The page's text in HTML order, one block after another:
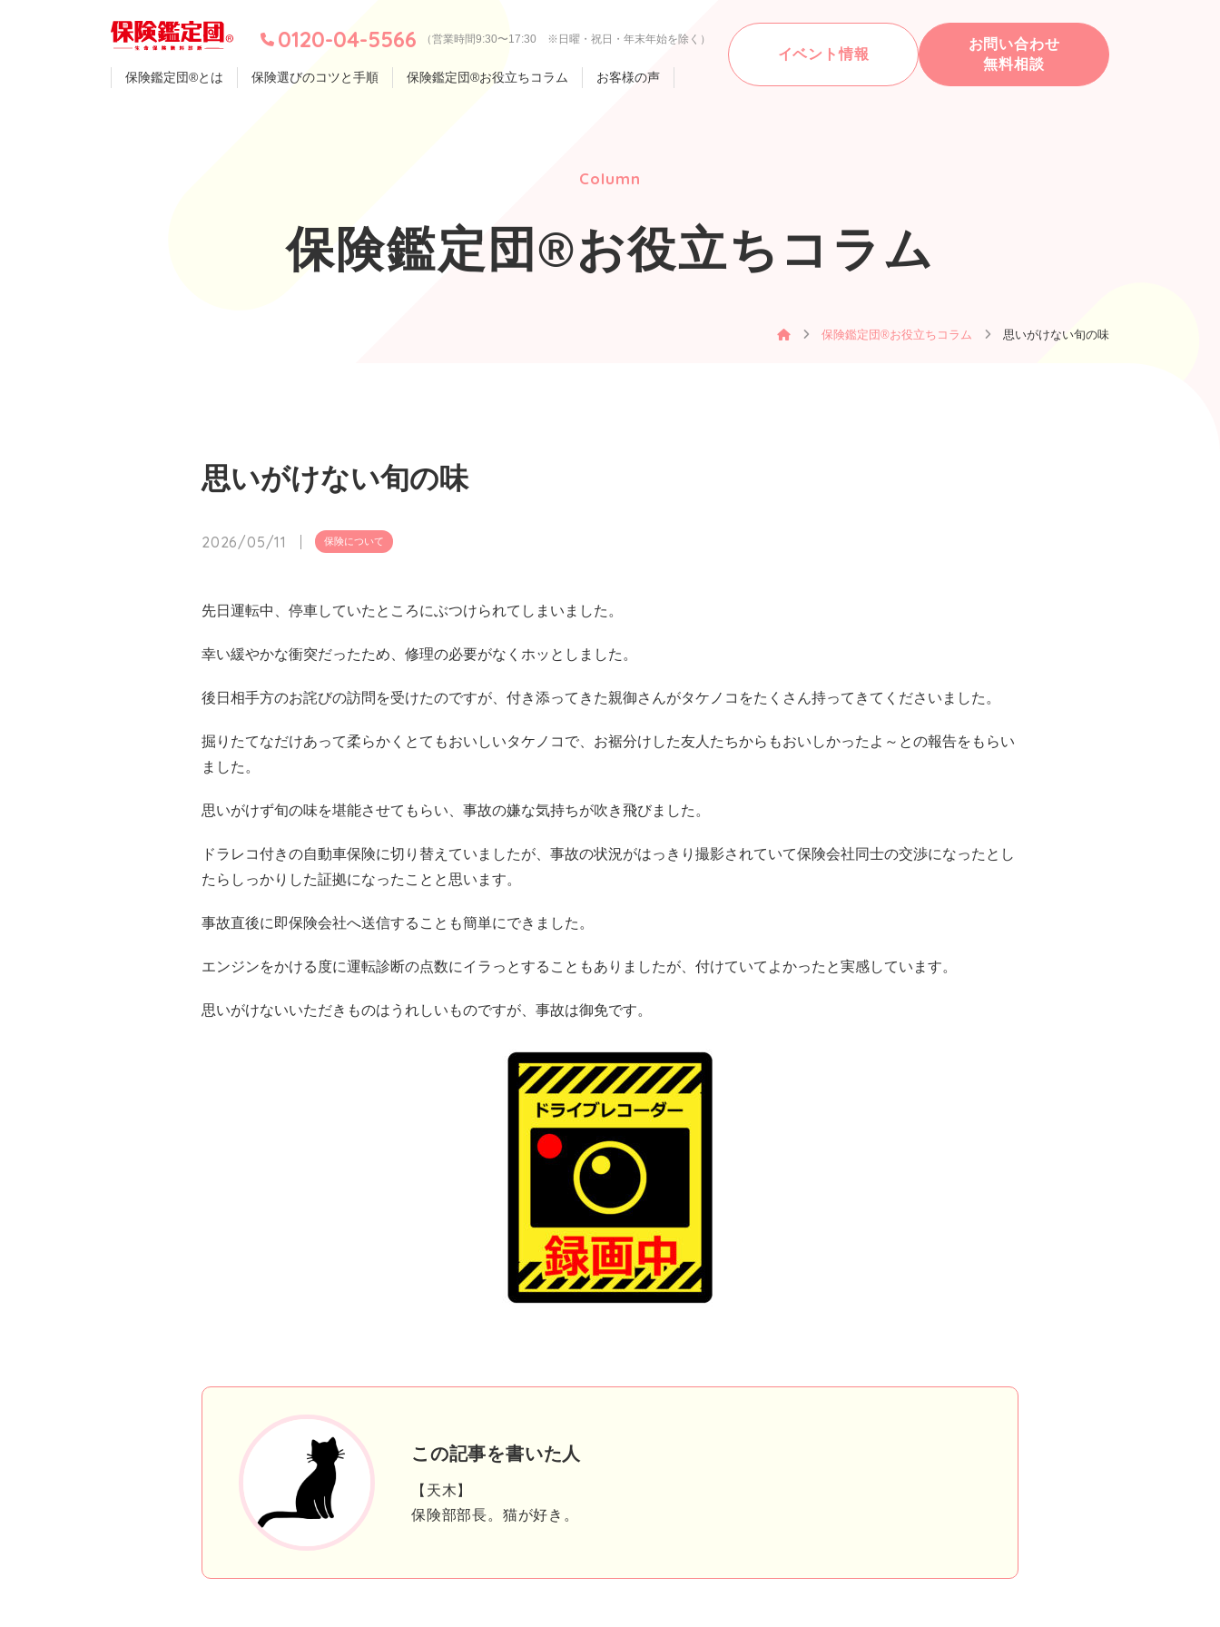
0120-04-5566 （営業時間9:30〜17:30 ※日曜・祝日・年末年始を除く）
保険鑑定団®とは 保険選びのコツと手順 保険鑑定団®お役立ちコラム お客様の声
イベント情報
お問い合わせ
無料相談
Column
保険鑑定団®お役立ちコラム
保険鑑定団®お役立ちコラム 思いがけない旬の味
思いがけない旬の味
2026/05/11 保険について
先日運転中、停車していたところにぶつけられてしまいました。
幸い緩やかな衝突だったため、修理の必要がなくホッとしました。
後日相手方のお詫びの訪問を受けたのですが、付き添ってきた親御さんがタケノコをたくさん持ってきてくださいました。
掘りたてなだけあって柔らかくとてもおいしいタケノコで、お裾分けした友人たちからもおいしかったよ～との報告をもらい
ました。
思いがけず旬の味を堪能させてもらい、事故の嫌な気持ちが吹き飛びました。
ドラレコ付きの自動車保険に切り替えていましたが、事故の状況がはっきり撮影されていて保険会社同士の交渉になったとし
たらしっかりした証拠になったことと思います。
事故直後に即保険会社へ送信することも簡単にできました。
エンジンをかける度に運転診断の点数にイラっとすることもありましたが、付けていてよかったと実感しています。
思いがけないいただきものはうれしいものですが、事故は御免です。
この記事を書いた人
【天木】
保険部部長。猫が好き。